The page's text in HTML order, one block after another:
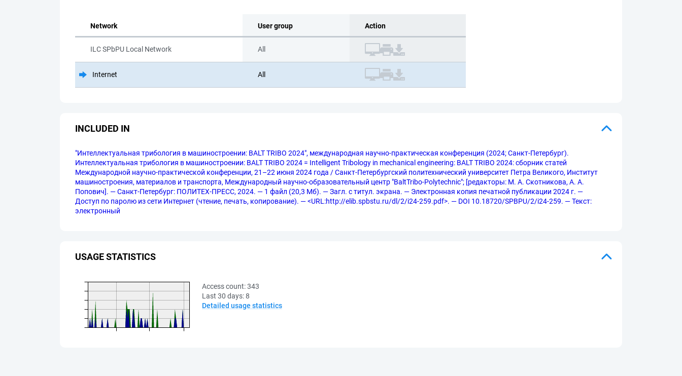
Network User group Action
ILC SPbPU Local Network All
Internet All
INCLUDED IN
"Интеллектуальная трибология в машиностроении: BALT TRIBO 2024", международная научно-практическая конференция (2024; Санкт-Петербург).
Интеллектуальная трибология в машиностроении: BALT TRIBO 2024 = Intelligent Tribology in mechanical engineering: BALT TRIBO 2024: сборник статей
Международной научно-практической конференции, 21–22 июня 2024 года / Санкт-Петербургский политехнический университет Петра Великого, Институт
машиностроения, материалов и транспорта, Международный научно-образовательный центр "BaltTribo-Polytechnic"; [редакторы: М. А. Скотникова, А. А.
Попович]. — Санкт-Петербург: ПОЛИТЕХ-ПРЕСС, 2024. — 1 файл (20,3 Мб). — Загл. с титул. экрана. — Электронная копия печатной публикации 2024 г. —
Доступ по паролю из сети Интернет (чтение, печать, копирование). — <URL:http://elib.spbstu.ru/dl/2/i24-259.pdf>. — DOI 10.18720/SPBPU/2/i24-259. — Текст:
электронный
USAGE STATISTICS
Access count:343
Last 30 days:8
Detailed usage statistics